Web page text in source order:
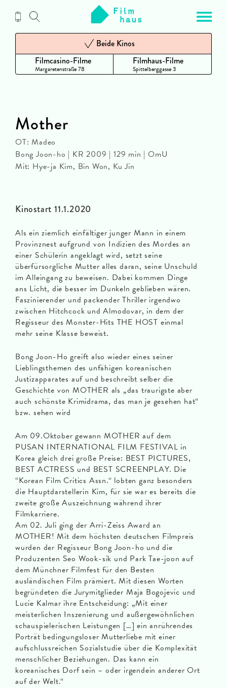
Inhalt
Filmcasino-Filme
Margaretenstraße 78
Beide Kinos
Filmhaus-Filme
Spittelberggasse 3
Kinostart 11.1.2020
Als ein ziemlich einfältiger junger Mann in einem
Provinznest aufgrund von Indizien des Mordes an
einer Schülerin angeklagt wird, setzt seine
überfürsorgliche Mutter alles daran, seine Unschuld
im Alleingang zu beweisen. Dabei kommen Dinge
ans Licht, die besser im Dunkeln geblieben wären.
Faszinierender und packender Thriller irgendwo
zwischen Hitchcock und Almodovar, in dem der
Regisseur des Monster-Hits THE HOST einmal
mehr seine Klasse beweist.
Bong Joon-Ho greift also wieder eines seiner
Lieblingsthemen des unfähigen koreanischen
Justizapparates auf und beschreibt selber die
Geschichte von MOTHER als „das traurigste aber
auch schönste Krimidrama, das man je gesehen hat“
bzw. sehen wird
Am 09.Oktober gewann MOTHER auf dem
PUSAN INTERNATIONAL FILM FESTIVAL in
Korea gleich drei große Preise: BEST PICTURES,
BEST ACTRESS und BEST SCREENPLAY. Die
“Korean Film Critics Assn.“ lobten ganz besonders
die Hauptdarstellerin Kim, für sie war es bereits die
zweite große Auszeichnung während ihrer
Filmkarriere.
Am 02. Juli ging der Arri-Zeiss Award an
MOTHER! Mit dem höchsten deutschen Filmpreis
wurden der Regisseur Bong Joon-ho und die
Produzenten Seo Wook-sik und Park Tae-joon auf
dem Münchner Filmfest für den Besten
ausländischen Film prämiert. Mit diesen Worten
begründeten die Jurymitglieder Maja Bogojevic und
Lucie Kalmar ihre Entscheidung: „Mit einer
meisterlichen Inszenierung und außergewöhnlichen
schauspielerischen Leistungen […] ein anrührendes
Porträt bedingungsloser Mutterliebe mit einer
aufschlussreichen Sozialstudie über die Komplexität
menschlicher Beziehungen. Das kann ein
koreanisches Dorf sein – oder irgendein anderer Ort
auf der Welt.“
Mother
OT: Madeo
Bong Joon-ho | KR 2009 | 129 min | OmU
Mit: Hye-ja Kim, Bin Won, Ku Jin